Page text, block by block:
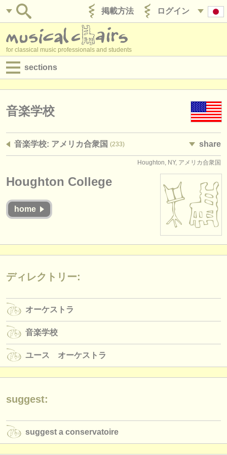
ログイン
掲載方法
for classical music professionals and students
sections
求人情報 (演奏関係の職)
求人情報 (管理者関連の職)
コンクール
ディレクトリー:
musicalchairs:
お問い合わせ
rss feeds
クラシック音楽ニュース
音楽学校
音楽学校: アメリカ合衆国 (233) share
Houghton, NY, アメリカ合衆国
Houghton College
home
ディレクトリー:
オーケストラ
音楽学校
ユース オーケストラ
suggest:
suggest a conservatoire